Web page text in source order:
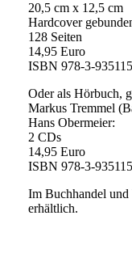
20,5 cm x 12,5 cm
Hardcover
128 Seiten
14,95 Euro
ISBN 978-3-
Oder als Hörbuch,
Markus Tremmel
Hans Obermeier:
2 CDs
14,95 Euro
ISBN 978-3-
Im Buchhandel und
erhältlich.